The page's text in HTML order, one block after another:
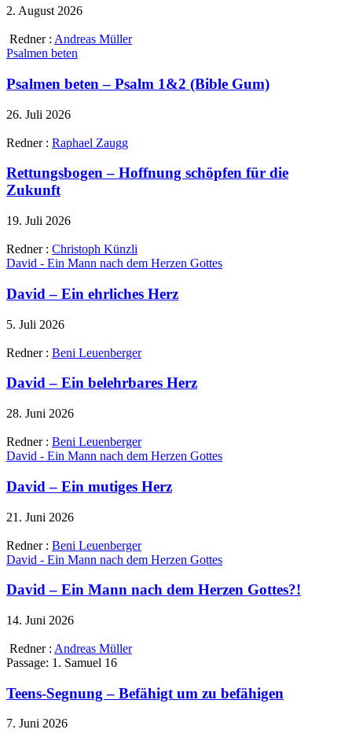
2. August 2026
Redner : Andreas Müller
Psalmen beten
Psalmen beten – Psalm 1&2 (Bible Gum)
26. Juli 2026
Redner : Raphael Zaugg
Rettungsbogen – Hoffnung schöpfen für die
Zukunft
19. Juli 2026
Redner : Christoph Künzli
David - Ein Mann nach dem Herzen Gottes
David – Ein ehrliches Herz
5. Juli 2026
Redner : Beni Leuenberger
David – Ein belehrbares Herz
28. Juni 2026
Redner : Beni Leuenberger
David - Ein Mann nach dem Herzen Gottes
David – Ein mutiges Herz
21. Juni 2026
Redner : Beni Leuenberger
David - Ein Mann nach dem Herzen Gottes
David – Ein Mann nach dem Herzen Gottes?!
14. Juni 2026
Redner : Andreas Müller
Passage: 1. Samuel 16
Teens-Segnung – Befähigt um zu befähigen
7. Juni 2026